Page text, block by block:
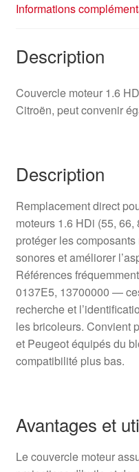
Informations
Description
Couvercle moteur 1.6
Citroën, peut convenir
Description
Remplacement direct
moteurs 1.6 HDi (55,
protéger les
sonores et améliorer
Références
0137E5, 13700000 —
recherche et
les bricoleurs. Convient
et Peugeot équipés du
compatibilité plus bas.
Avantages et
Le couvercle moteur